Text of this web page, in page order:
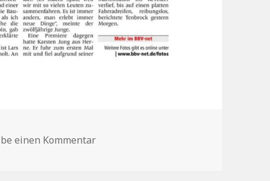
einen Kommentarzu 17 09 04 Bbv Artikel 3